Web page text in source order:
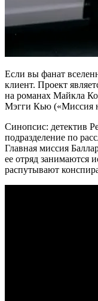
Если вы фанат
клиент. Проект
на романах Майкла
Мэгги Кью («Миссия
Синопсис: детектив
подразделение по
Главная миссия
ее отряд занимаются
распутывают